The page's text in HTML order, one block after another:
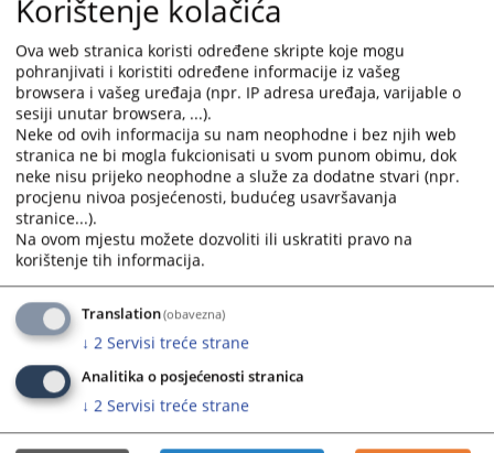
to
get
the
keyboard
shortcuts
for
changing
dates.
to
get
the
keyboard
shortcuts
for
changing
dates.
Korištenje kolačića
Ova web stranica koristi određene skripte koje mogu
pohranjivati i koristiti određene informacije iz vašeg
browsera i vašeg uređaja (npr. IP adresa uređaja, varijable o
sesiji unutar browsera, ...).
Neke od ovih informacija su nam neophodne i bez njih web
stranica ne bi mogla fukcionisati u svom punom obimu, dok
neke nisu prijeko neophodne a služe za dodatne stvari (npr.
procjenu nivoa posjećenosti, budućeg usavršavanja
stranice...).
Na ovom mjestu možete dozvoliti ili uskratiti pravo na
korištenje tih informacija.
Translation(obavezna)
↓ 2 Servisi treće strane
Analitika o posjećenosti stranica
↓ 2 Servisi treće strane